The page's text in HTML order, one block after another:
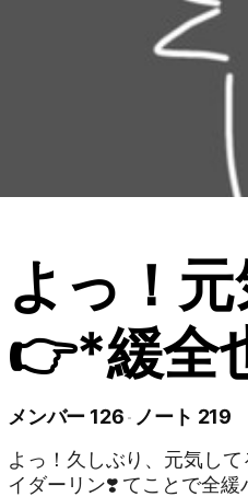
よっ！
👉*緩全
メンバー 126
ノート 219
よっ！久しぶり、元気し
イダーリン❣️ てことで全緩ハントね！いろーんなハント見せてクレメン